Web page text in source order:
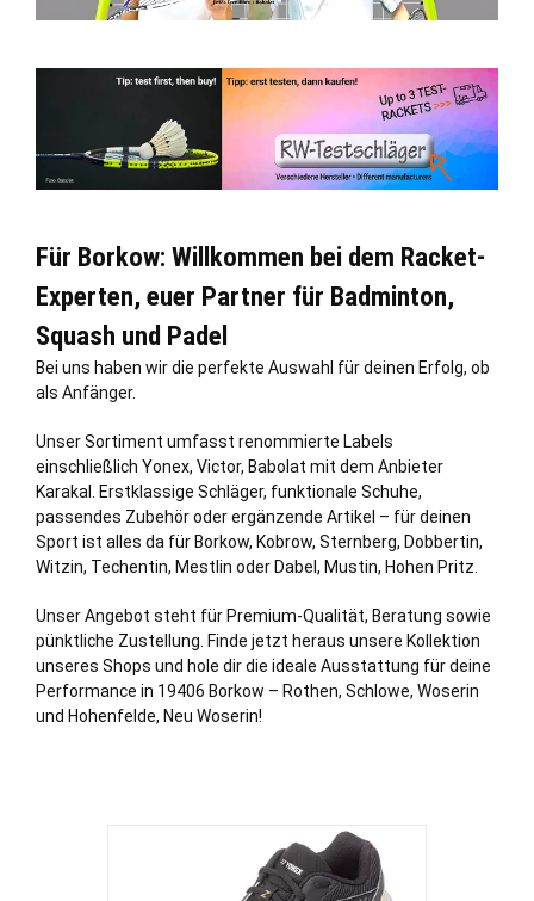
Für Borkow: Willkommen bei dem Racket-
Experten, euer Partner für Badminton,
Squash und Padel
Bei uns haben wir die perfekte Auswahl für deinen Erfolg, ob
als Anfänger.
Unser Sortiment umfasst renommierte Labels
einschließlich Yonex, Victor, Babolat mit dem Anbieter
Karakal. Erstklassige Schläger, funktionale Schuhe,
passendes Zubehör oder ergänzende Artikel – für deinen
Sport ist alles da für Borkow, Kobrow, Sternberg, Dobbertin,
Witzin, Techentin, Mestlin oder Dabel , Mustin, Hohen Pritz
Unser Angebot steht für Premium-Qualität, Beratung sowie
pünktliche Zustellung. Finde jetzt heraus unsere Kollektion
unseres Shops und hole dir die ideale Ausstattung für deine
Performance in 19406 Borkow – Rothen, Schlowe, Woserin
und Hohenfelde, Neu Woserin!